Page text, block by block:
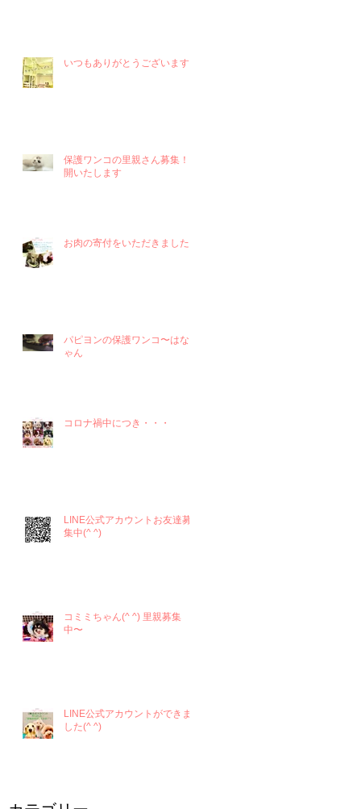
いつもありがとうございます！
保護ワンコの里親さん募集！再
開いたします
お肉の寄付をいただきました！
パピヨンの保護ワンコ〜はなち
ゃん
コロナ禍中につき・・・
LINE公式アカウントお友達募
集中(^ ^)
コミミちゃん(^ ^) 里親募集
中〜
LINE公式アカウントができま
した(^ ^)